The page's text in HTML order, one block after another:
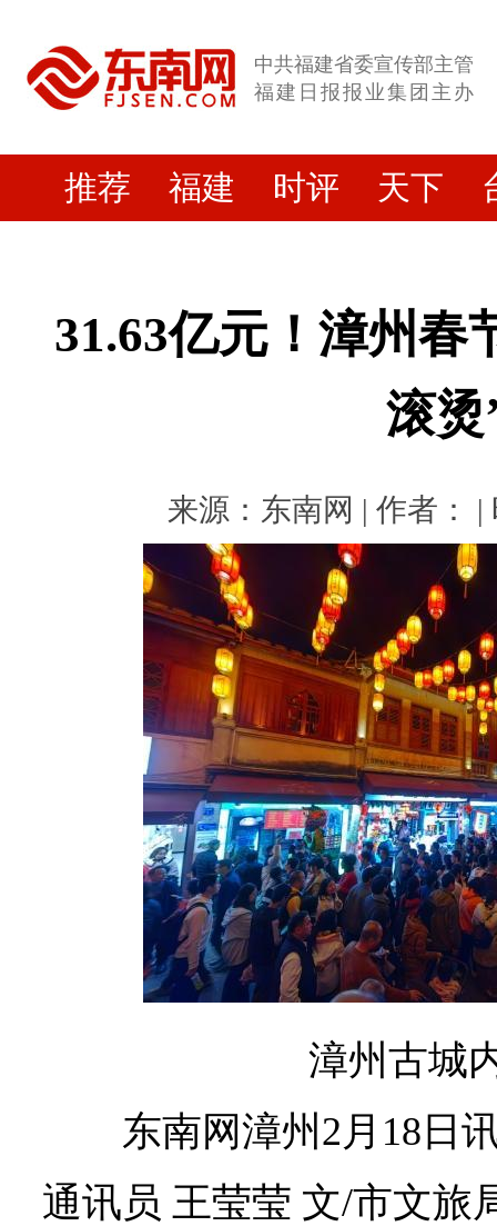
中共福建省委宣传部主管
福建日报报业集团主办
推荐 福建 时评 天下
31.63亿元！漳州春
滚烫
来源：东南网 | 作者： |
漳州古城
东南网漳州2月18日
通讯员 王莹莹 文/市文旅